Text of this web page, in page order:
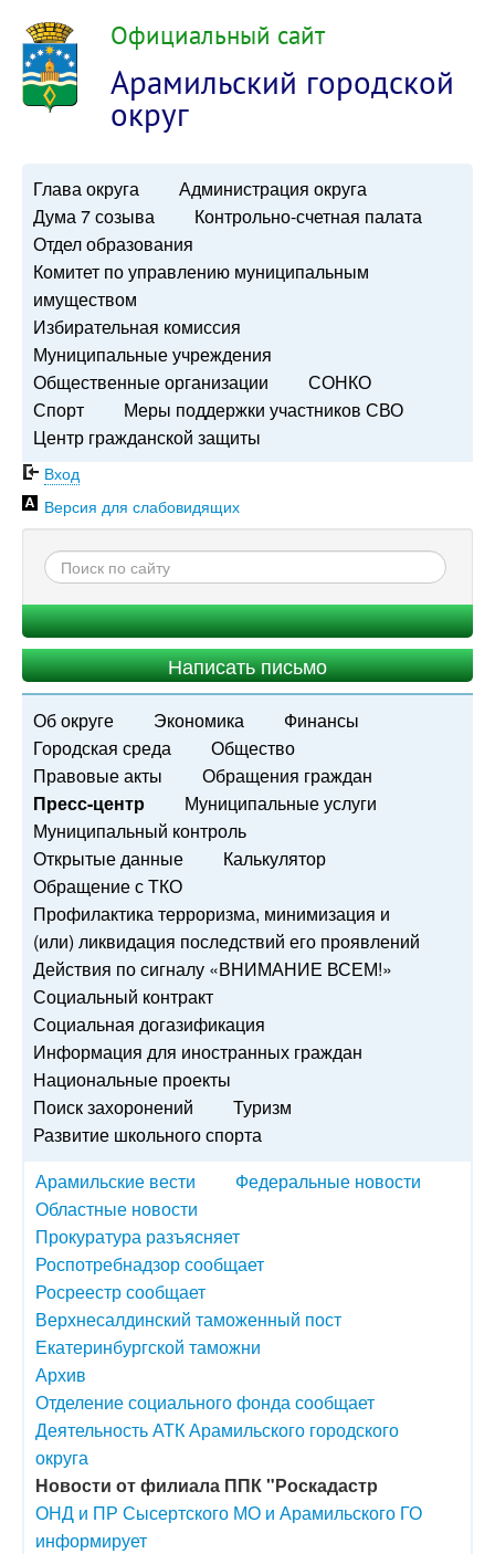
Официальный сайт
Арамильский городской
округ
Глава округа
Администрация округа
Дума 7 созыва
Контрольно-счетная палата
Отдел образования
Комитет по управлению муниципальным
имуществом
Избирательная комиссия
Муниципальные учреждения
Общественные организации
СОНКО
Спорт
Меры поддержки участников СВО
Центр гражданской защиты
Вход
Версия для слабовидящих
Написать письмо
Об округе Экономика
Финансы
Городская среда
Общество
Правовые акты
Обращения граждан
Пресс-центр
Муниципальные услуги
Муниципальный контроль
Открытые данные
Калькулятор
Обращение с ТКО
Профилактика терроризма, минимизация и
(или) ликвидация последствий его проявлений
Действия по сигналу «ВНИМАНИЕ ВСЕМ!»
Социальный контракт
Социальная догазификация
Информация для иностранных граждан
Национальные проекты
Поиск захоронений
Туризм
Развитие школьного спорта
Арамильские вести
Федеральные новости
Областные новости
Прокуратура разъясняет
Роспотребнадзор сообщает
Росреестр сообщает
Верхнесалдинский таможенный пост
Екатеринбургской таможни
Архив
Отделение социального фонда сообщает
Деятельность АТК Арамильского городского
округа
Новости от филиала ППК "Роскадастр
ОНД и ПР Сысертского МО и Арамильского ГО
информирует